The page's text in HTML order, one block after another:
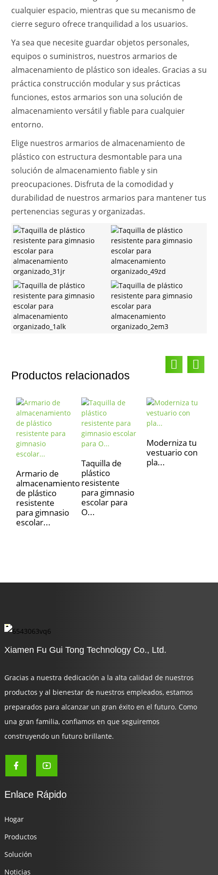
cualquier espacio, mientras que su mecanismo de
cierre seguro ofrece tranquilidad a los usuarios.
Ya sea que necesite guardar objetos personales,
equipos o suministros, nuestros armarios de
almacenamiento de plástico son ideales. Gracias a su
práctica construcción modular y sus prácticas
funciones, estos armarios son una solución de
almacenamiento versátil y fiable para cualquier
entorno.
Elige nuestros armarios de almacenamiento de
plástico con estructura desmontable para una
solución de almacenamiento fiable y sin
preocupaciones. Disfruta de la comodidad y
durabilidad de nuestros armarios para mantener tus
pertenencias seguras y organizadas.
Productos relacionados
Armario de
almacenamiento
de plástico
resistente
para gimnasio
escolar...
Taquilla de
plástico
resistente
para gimnasio
escolar para
O...
Moderniza tu
vestuario con
pla...
Xiamen Fu Gui Tong Technology Co., Ltd.
Gracias a nuestra dedicación a la alta calidad de nuestros
productos y al bienestar de nuestros empleados, estamos
preparados para alcanzar un gran éxito en el futuro. Como
una gran familia, confiamos en que seguiremos
construyendo un futuro brillante.
Enlace Rápido
Hogar
Productos
Solución
Noticias